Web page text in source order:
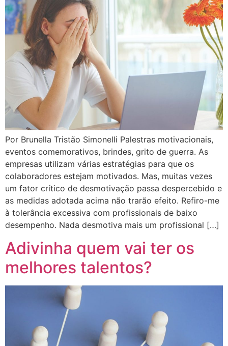
Por Brunella Tristão Simonelli Palestras motivacionais,
eventos comemorativos, brindes, grito de guerra. As
empresas utilizam várias estratégias para que os
colaboradores estejam motivados. Mas, muitas vezes
um fator crítico de desmotivação passa despercebido e
as medidas adotada acima não trarão efeito. Refiro-me
à tolerância excessiva com profissionais de baixo
desempenho. Nada desmotiva mais um profissional […]
Adivinha quem vai ter os
melhores talentos?